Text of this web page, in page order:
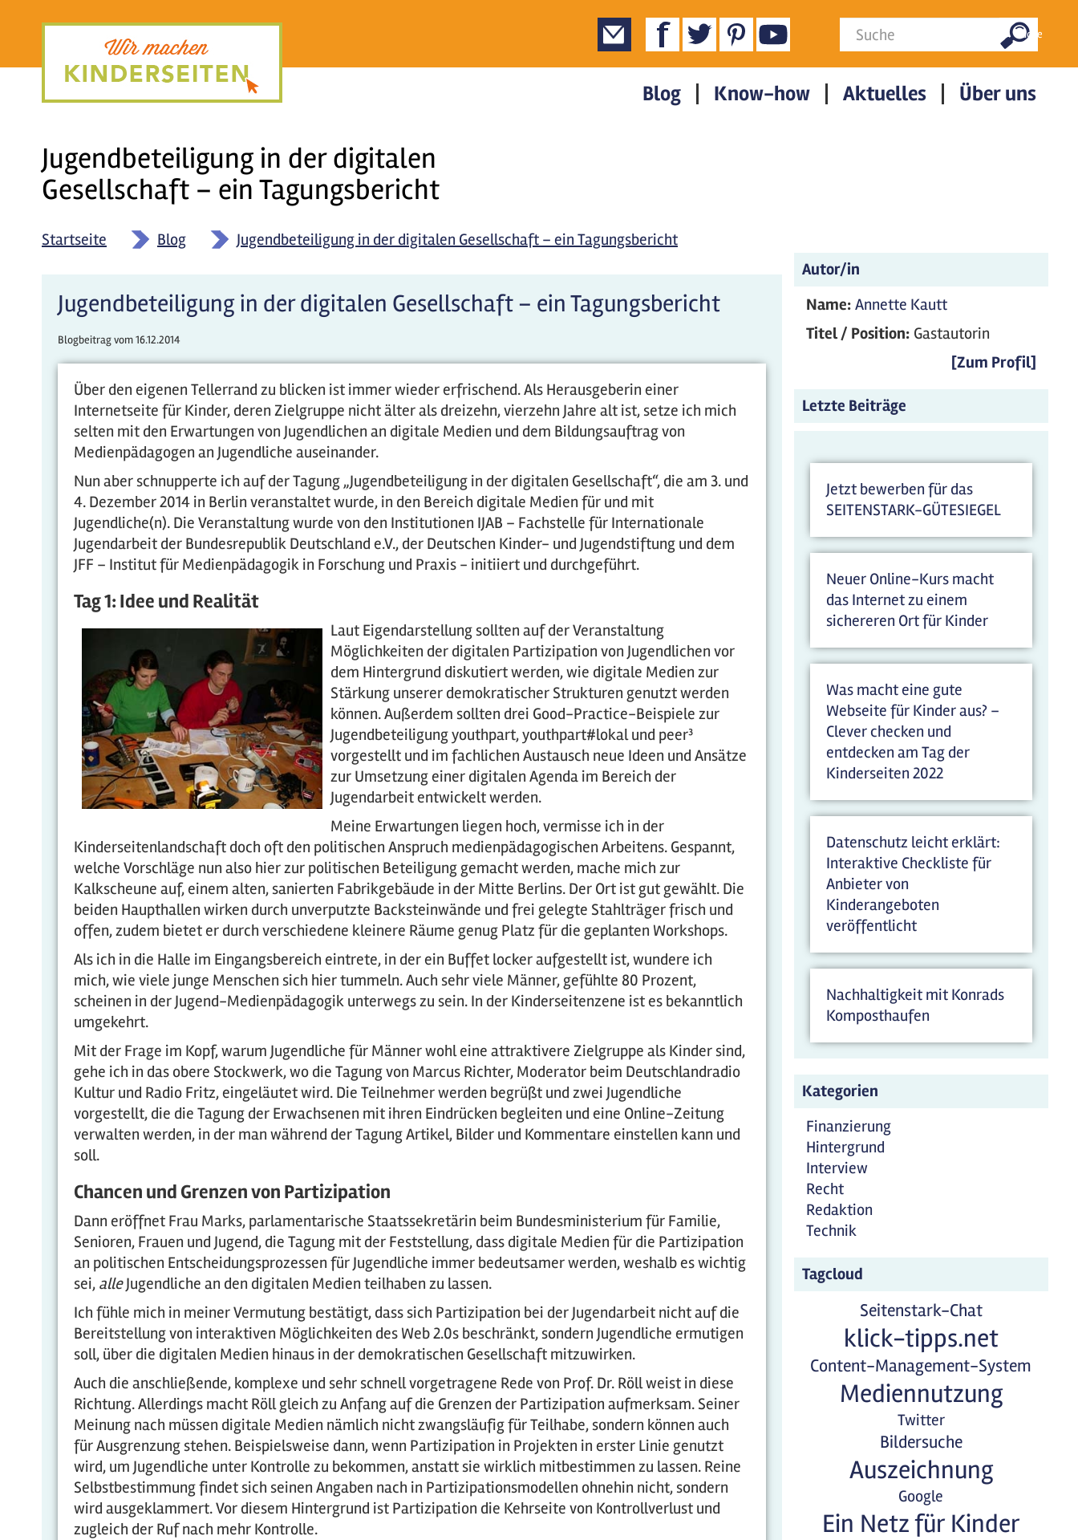
Suchformular Suche
Blog Know-how Aktuelles Über uns
Jugendbeteiligung in der digitalen
Gesellschaft – ein Tagungsbericht
Startseite » Blog » Jugendbeteiligung in der digitalen Gesellschaft – ein Tagungsbericht
Jugendbeteiligung in der digitalen Gesellschaft – ein Tagungsbericht
Blogbeitrag vom16.12.2014
Über den eigenen Tellerrand zu blicken ist immer wieder erfrischend. Als Herausgeberin einer
Internetseite für Kinder, deren Zielgruppe nicht älter als dreizehn, vierzehn Jahre alt ist, setze ich mich
selten mit den Erwartungen von Jugendlichen an digitale Medien und dem Bildungsauftrag von
Medienpädagogen an Jugendliche auseinander.
Nun aber schnupperte ich auf der Tagung „Jugendbeteiligung in der digitalen Gesellschaft“, die am 3. und
4. Dezember 2014 in Berlin veranstaltet wurde, in den Bereich digitale Medien für und mit
Jugendliche(n). Die Veranstaltung wurde von den Institutionen IJAB – Fachstelle für Internationale
Jugendarbeit der Bundesrepublik Deutschland e.V., der Deutschen Kinder- und Jugendstiftung und dem
JFF – Institut für Medienpädagogik in Forschung und Praxis - initiiert und durchgeführt.
Tag 1: Idee und Realität
Laut Eigendarstellung sollten auf der Veranstaltung
Möglichkeiten der digitalen Partizipation von Jugendlichen vor
dem Hintergrund diskutiert werden, wie digitale Medien zur
Stärkung unserer demokratischer Strukturen genutzt werden
können. Außerdem sollten drei Good-Practice-Beispiele zur
Jugendbeteiligung youthpart, youthpart#lokal und peer³
vorgestellt und im fachlichen Austausch neue Ideen und Ansätze
zur Umsetzung einer digitalen Agenda im Bereich der
Jugendarbeit entwickelt werden.
Meine Erwartungen liegen hoch, vermisse ich in der
Kinderseitenlandschaft doch oft den politischen Anspruch medienpädagogischen Arbeitens. Gespannt,
welche Vorschläge nun also hier zur politischen Beteiligung gemacht werden, mache mich zur
Kalkscheune auf, einem alten, sanierten Fabrikgebäude in der Mitte Berlins. Der Ort ist gut gewählt. Die
beiden Haupthallen wirken durch unverputzte Backsteinwände und frei gelegte Stahlträger frisch und
offen, zudem bietet er durch verschiedene kleinere Räume genug Platz für die geplanten Workshops.
Als ich in die Halle im Eingangsbereich eintrete, in der ein Buffet locker aufgestellt ist, wundere ich
mich, wie viele junge Menschen sich hier tummeln. Auch sehr viele Männer, gefühlte 80 Prozent,
scheinen in der Jugend-Medienpädagogik unterwegs zu sein. In der Kinderseitenzene ist es bekanntlich
umgekehrt.
Mit der Frage im Kopf, warum Jugendliche für Männer wohl eine attraktivere Zielgruppe als Kinder sind,
gehe ich in das obere Stockwerk, wo die Tagung von Marcus Richter, Moderator beim Deutschlandradio
Kultur und Radio Fritz, eingeläutet wird. Die Teilnehmer werden begrüßt und zwei Jugendliche
vorgestellt, die die Tagung der Erwachsenen mit ihren Eindrücken begleiten und eine Online-Zeitung
verwalten werden, in der man während der Tagung Artikel, Bilder und Kommentare einstellen kann und
soll.
Chancen und Grenzen von Partizipation
Dann eröffnet Frau Marks, parlamentarische Staatssekretärin beim Bundesministerium für Familie,
Senioren, Frauen und Jugend, die Tagung mit der Feststellung, dass digitale Medien für die Partizipation
an politischen Entscheidungsprozessen für Jugendliche immer bedeutsamer werden, weshalb es wichtig
sei, alleJugendliche an den digitalen Medien teilhaben zu lassen.
Ich fühle mich in meiner Vermutung bestätigt, dass sich Partizipation bei der Jugendarbeit nicht auf die
Bereitstellung von interaktiven Möglichkeiten des Web 2.0s beschränkt, sondern Jugendliche ermutigen
soll, über die digitalen Medien hinaus in der demokratischen Gesellschaft mitzuwirken.
Auch die anschließende, komplexe und sehr schnell vorgetragene Rede von Prof. Dr. Röll weist in diese
Richtung. Allerdings macht Röll gleich zu Anfang auf die Grenzen der Partizipation aufmerksam. Seiner
Meinung nach müssen digitale Medien nämlich nicht zwangsläufig für Teilhabe, sondern können auch
für Ausgrenzung stehen. Beispielsweise dann, wenn Partizipation in Projekten in erster Linie genutzt
wird, um Jugendliche unter Kontrolle zu bekommen, anstatt sie wirklich mitbestimmen zu lassen. Reine
Selbstbestimmung findet sich seinen Angaben nach in Partizipationsmodellen ohnehin nicht, sondern
wird ausgeklammert. Vor diesem Hintergrund ist Partizipation die Kehrseite von Kontrollverlust und
zugleich der Ruf nach mehr Kontrolle.
Autor/in
Name: Annette Kautt
Titel / Position: Gastautorin
[Zum Profil]
Letzte Beiträge
Jetzt bewerben für das
SEITENSTARK-GÜTESIEGEL
Neuer Online-Kurs macht
das Internet zu einem
sichereren Ort für Kinder
Was macht eine gute
Webseite für Kinder aus? –
Clever checken und
entdecken am Tag der
Kinderseiten 2022
Datenschutz leicht erklärt:
Interaktive Checkliste für
Anbieter von
Kinderangeboten
veröffentlicht
Nachhaltigkeit mit Konrads
Komposthaufen
Kategorien
Finanzierung
Hintergrund
Interview
Recht
Redaktion
Technik
Tagcloud
Seitenstark-Chat
klick-tipps.net
Content-Management-System
Mediennutzung
Twitter
Bildersuche
Auszeichnung
Google
Ein Netz für Kinder